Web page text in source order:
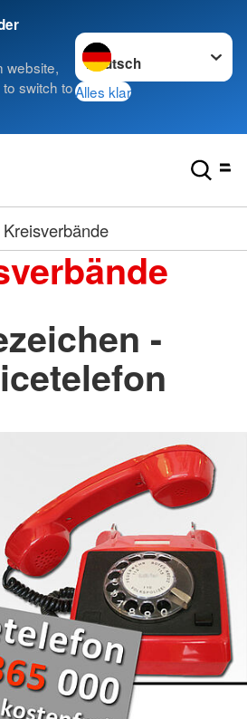
website,
switch to
Sprache wechseln zu
Alles klar
Kreisverbände
-